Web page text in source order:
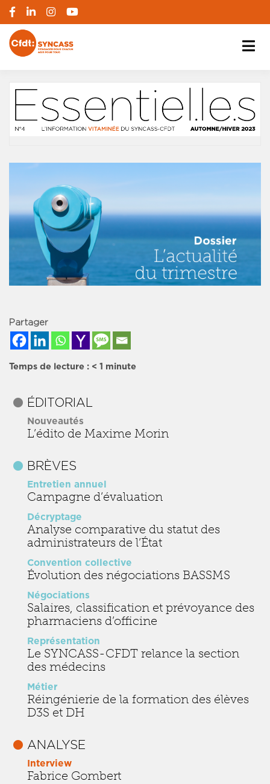
Partager
Temps de lecture : < 1 minute
ÉDITORIAL
Nouveautés
L’édito de Maxime Morin
BRÈVES
Entretien annuel
Campagne d’évaluation
Décryptage
Analyse comparative du statut des
administrateurs de l’État
Convention collective
Évolution des négociations BASSMS
Négociations
Salaires, classification et prévoyance des
pharmaciens d’officine
Représentation
Le SYNCASS-CFDT relance la section
des médecins
Métier
Réingénierie de la formation des élèves
D3S et DH
ANALYSE
Interview
Fabrice Gombert